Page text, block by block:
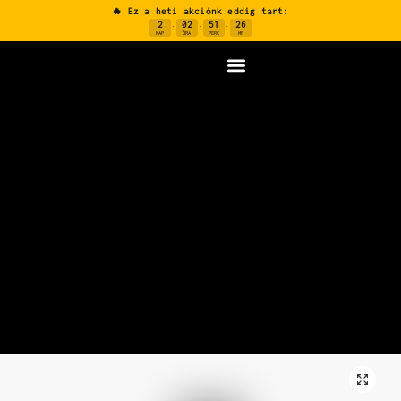
🔥 Ez a heti akciónk eddig tart:
2
NAP
: 02
ÓRA
: 51
PERC
: 25
MP